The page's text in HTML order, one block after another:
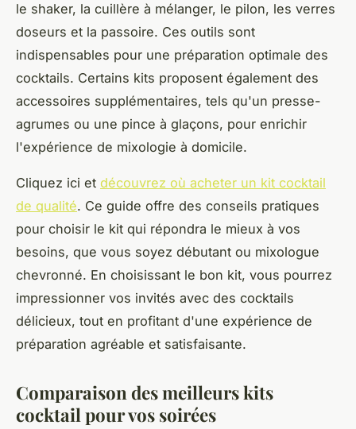
le shaker, la cuillère à mélanger, le pilon, les verres
doseurs et la passoire. Ces outils sont
indispensables pour une préparation optimale des
cocktails. Certains kits proposent également des
accessoires supplémentaires, tels qu'un presse-
agrumes ou une pince à glaçons, pour enrichir
l'expérience de mixologie à domicile.
Cliquez ici et découvrez où acheter un kit cocktail
de qualité. Ce guide offre des conseils pratiques
pour choisir le kit qui répondra le mieux à vos
besoins, que vous soyez débutant ou mixologue
chevronné. En choisissant le bon kit, vous pourrez
impressionner vos invités avec des cocktails
délicieux, tout en profitant d'une expérience de
préparation agréable et satisfaisante.
Comparaison des meilleurs kits
cocktail pour vos soirées